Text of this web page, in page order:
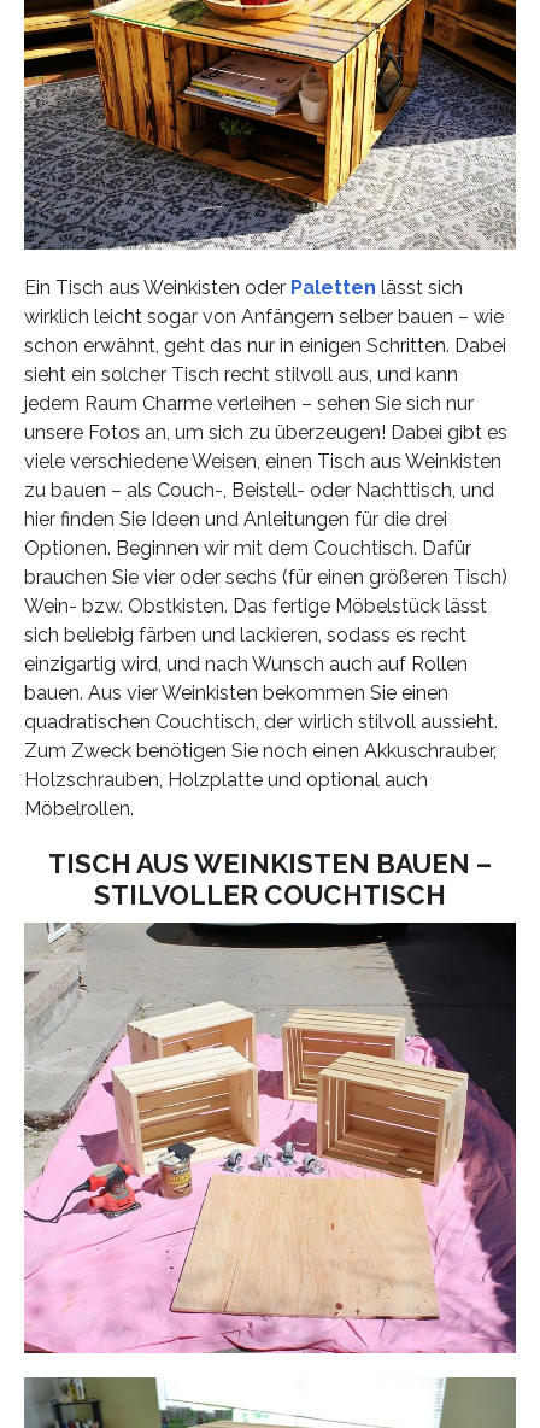
Ein Tisch aus Weinkisten oder Paletten lässt sich
wirklich leicht sogar von Anfängern selber bauen – wie
schon erwähnt, geht das nur in einigen Schritten. Dabei
sieht ein solcher Tisch recht stilvoll aus, und kann
jedem Raum Charme verleihen – sehen Sie sich nur
unsere Fotos an, um sich zu überzeugen! Dabei gibt es
viele verschiedene Weisen, einen Tisch aus Weinkisten
zu bauen – als Couch-, Beistell- oder Nachttisch, und
hier finden Sie Ideen und Anleitungen für die drei
Optionen. Beginnen wir mit dem Couchtisch. Dafür
brauchen Sie vier oder sechs (für einen größeren Tisch)
Wein- bzw. Obstkisten. Das fertige Möbelstück lässt
sich beliebig färben und lackieren, sodass es recht
einzigartig wird, und nach Wunsch auch auf Rollen
bauen. Aus vier Weinkisten bekommen Sie einen
quadratischen Couchtisch, der wirlich stilvoll aussieht.
Zum Zweck benötigen Sie noch einen Akkuschrauber,
Holzschrauben, Holzplatte und optional auch
Möbelrollen.
TISCH AUS WEINKISTEN BAUEN –
STILVOLLER COUCHTISCH